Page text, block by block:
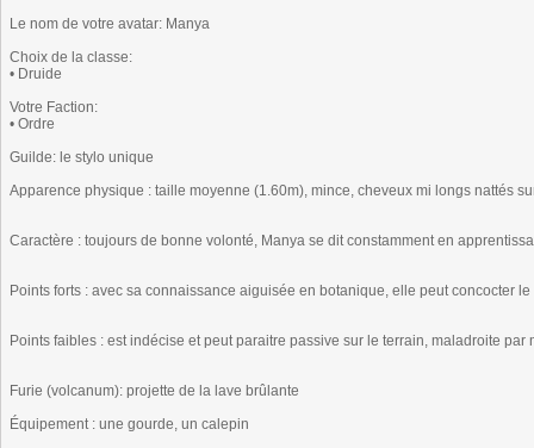
Le nom de votre avatar: Manya
Choix de la classe:
• Druide
Votre Faction:
• Ordre
Guilde: le stylo unique
Apparence physique : taille moyenne (1.60m), mince, cheveux mi longs nattés
Caractère : toujours de bonne volonté, Manya se dit constamment en
Points forts : avec sa connaissance aiguisée en botanique, elle peut concocter
Points faibles : est indécise et peut paraitre passive sur le terrain, maladroite par
Furie (volcanum): projette de la lave brûlante
Équipement : une gourde, un calepin